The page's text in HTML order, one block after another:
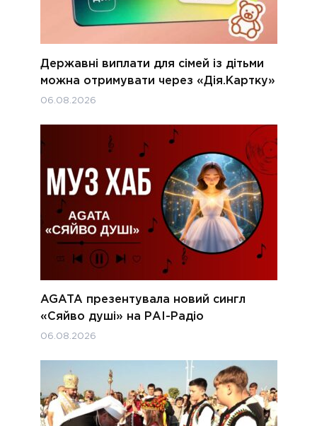
Державні виплати для сімей із дітьми
можна отримувати через «Дія.Картку»
06.08.2026
AGATA презентувала новий сингл
«Сяйво душі» на РАІ-Радіо
06.08.2026